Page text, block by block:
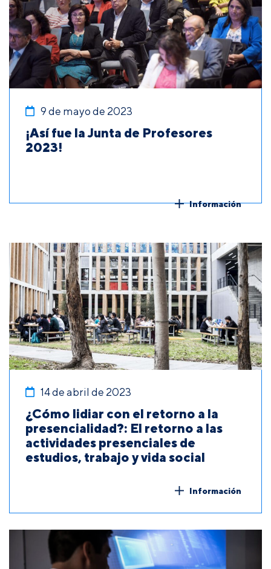
9 de mayo de 2023
¡Así fue la Junta de Profesores
2023!
Información
14 de abril de 2023
¿Cómo lidiar con el retorno a la
presencialidad?: El retorno a las
actividades presenciales de
estudios, trabajo y vida social
Información